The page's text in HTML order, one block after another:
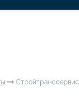
Стройтранссервис